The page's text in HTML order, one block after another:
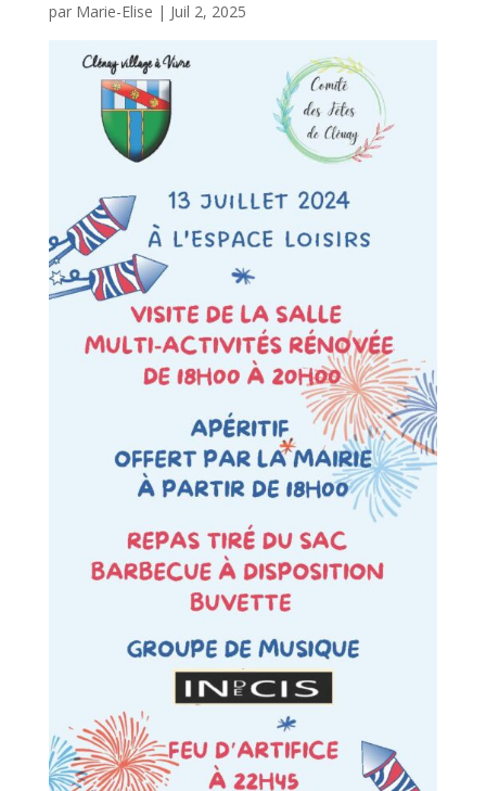
par Marie-Elise | Juil 2, 2025